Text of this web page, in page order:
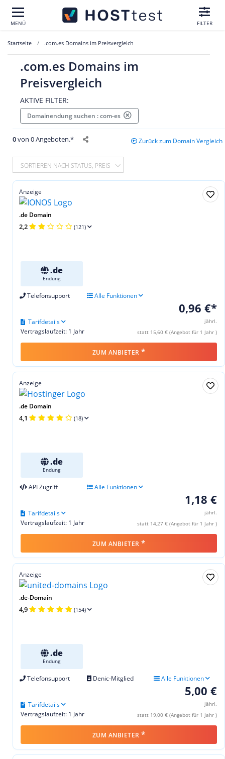
MENÜ FILTER
Startseite .com.es Domains im Preisvergleich
.com.es Domains im
Preisvergleich
AKTIVE FILTER:
Domainendung suchen : com-es
0von 0 Angeboten.* Zurück zum Domain Vergleich
SORTIEREN NACH STATUS, PREIS
Anzeige
.de Domain
2,2 (121)
.de
Endung
Telefonsupport Alle Funktionen
0,96 €*
jährl.
statt 15,60 € (Angebot für 1 Jahr )
Vertragslaufzeit: 1 Jahr
Tarifdetails
ZUM ANBIETER *
Anzeige
.de Domain
4,1 (18)
.de
Endung
API Zugriff Alle Funktionen
1,18 €
jährl.
statt 14,27 € (Angebot für 1 Jahr )
Vertragslaufzeit: 1 Jahr
Tarifdetails
ZUM ANBIETER *
Anzeige
.de-Domain
4,9 (154)
.de
Endung
Telefonsupport Denic-Mitglied Alle Funktionen
5,00 €
jährl.
statt 19,00 € (Angebot für 1 Jahr )
Vertragslaufzeit: 1 Jahr
Tarifdetails
ZUM ANBIETER *